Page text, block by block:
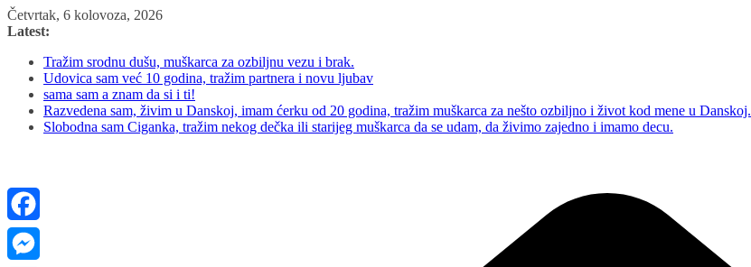
Skip
to
Četvrtak, 6 kolovoza, 2026
Latest:
Tražim srodnu dušu, muškarca za ozbiljnu vezu i brak.
Udovica sam već 10 godina, tražim partnera i novu ljubav
sama sam a znam da si i ti!
Razvedena sam, živim u Danskoj, imam ćerku od 20 godina, tražim muškarca za nešto ozbiljno i život kod mene u Danskoj.
Slobodna sam Ciganka, tražim nekog dečka ili starijeg muškarca da se udam, da živimo zajedno i imamo decu.
Facebook